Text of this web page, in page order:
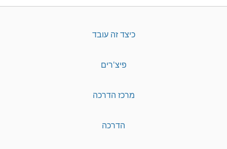
כיצד זה עובד
פיצ'רים
מרכז הדרכה
הדרכה